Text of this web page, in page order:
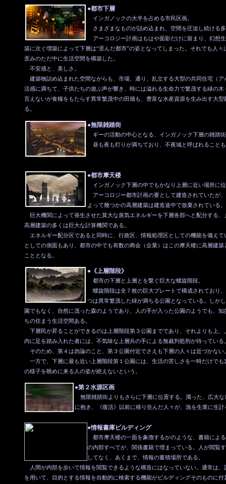
●都市下層
インガノックの大半を占める市民区画。
さまざまなものが詰め込まれ、空間を圧迫し続ける
アーコロジー計画はもはや面影だけに留まり、幻想
築に次ぐ増築によって下層は“歪んだ都市”の姿となってしまった。それでも人々
歪みのただ中に生活空間を構築した。
不安感と、美しさ。
建築物詰め込まれた空間ながらも、市場、通り、乱立する大型の共同住宅（ア
活感に満ちて、子供たちの遊ぶ声が響き、時には溢れる生命力で繁茂する緑の
言えないが食糧をもたらす異常繁茂中の田畑も、豊富な水産資源を生み出す大
る。
●無限雑踏街
ギーの活動の中心となる、インガノック下層の雑踏
昼も夜も灯りが満ちており、不夜城と呼ばれること
●都市摩天楼
インガノック下層の中でもかなり上層に近い場所に
アーコロジー都市計画の要として建造されていたが
よって幾つかの高層建築は建造途中で放棄されている。
巨大機関によって発生させた莫大な蒸気エネルギーを下層各部へと配分する、
高層建築の多くは巨大な計算機関である。
エネルギー配分区であると同時に、行政区、情報処理区としての機能を備えて
としての側面もあり、都市の中でも有数の商会（企業）はこの摩天楼に高層建築
こととなる。
●《上層階段》
都市の下層と上層とを繋ぐ巨大な螺旋階段。
螺旋階段は全７枚の巨大プレートで構成されており
つは異常繁茂した緑が満ちる公園となっている。しか
園でもなく、自然に茂った森のようであり、人の手が入った公園のようでも、
ちの住まう生活空間ある。
下層民が昇ることができるのは上層階段第３公園までであり、それよりも上、
内に足を踏み入れた者には、不気味な上層兵の手による無裁判処刑が待っている
そのため、第４は勿論のこと、第３公園付近でさえも下層の人々は近づかない
一方で、下層に最も近い上層階段第１公園には、生活の苦しさを一時だけでも
の様子を眺めに来る人の姿が絶えないという。
●第２水源区画
無限雑踏街よりもさらに下層に位置する。濁った、広大な
に抱き、《復活》以前に移り住んだ人々が、漁を生業に生
●情報書庫ビルディング
都市摩天楼の一面を象徴するかのような、書籍によ
の内部すべてが、関係書籍で埋まっている。人が閲覧
してなく、あくまで、情報の蓄積場所である。
人間が内部を歩いて情報を閲覧できるような構造にはなっていない。通常は、
を用いて、目的とする情報を自動的に検索する機能がビルディングそのものに付